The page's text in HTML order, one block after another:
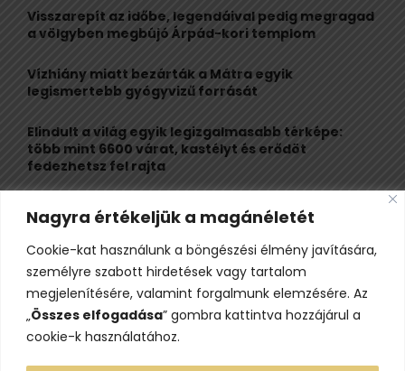
Nagyra értékeljük a magánéletét
Cookie-kat használunk a böngészési élmény javítására,
személyre szabott hirdetések vagy tartalom
megjelenítésére, valamint forgalmunk elemzésére. Az
„Összes elfogadása” gombra kattintva hozzájárul a
cookie-k használatához.
o
r
Visszarepít az időbe, legendáival pedig megragad
a völgyben megbújó Árpád-kori templom
Vízhiány miatt bezárták a Mátra egyik
legismertebb gyógyvizű forrását
Elindult a világ egyik legizgalmasabb térképe:
több mint 6600 várat, kastélyt és erődöt
fedezhetsz fel rajta
Kigyulladt a Szőke Tisza legendás hajóroncsa,
nagy erőkkel vonultak a tűzoltók
Életveszélyes fenyegetést kapott, elmarad Majka
erdélyi koncertje